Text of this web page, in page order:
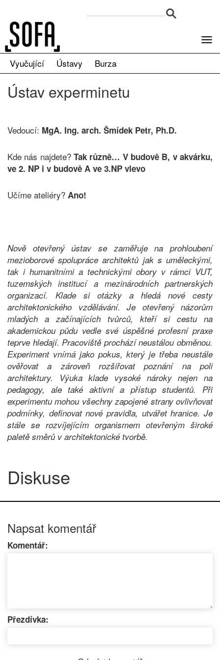
Vyučující Ústavy Burza
Ústav experminetu
Vedoucí: MgA. Ing. arch. Šmídek Petr, Ph.D.
Kde nás najdete? Tak různě… V budově B, v akvárku,
ve 2. NP i v budově A ve 3.NP vlevo
Učíme ateliéry? Ano!
Nově otevřený ústav se zaměřuje na prohloubení
mezioborové spolupráce architektů jak s uměleckými,
tak i humanitními a technickými obory v rámci VUT,
tuzemských institucí a mezinárodních partnerských
organizací. Klade si otázky a hledá nové cesty
architektonického vzdělávání. Je otevřený názorům
mladých a začínajících tvůrců, kteří si cestu na
akademickou půdu vedle své úspěšné profesní praxe
teprve hledají. Pracoviště prochází neustálou obměnou.
Experiment vnímá jako pokus, který je třeba neustále
ověřovat a zároveň rozšiřovat poznání na poli
architektury. Výuka klade vysoké nároky nejen na
pedagogy, ale také aktivní a přístup studentů. Při
experimentu mohou všechny zapojené strany ovlivňovat
podmínky, definovat nové pravidla, utvářet hranice. Je
stále se rozvíjejícím organismem otevřeným široké
paletě směrů v architektonické tvorbě.
Diskuse
Napsat komentář
Komentář:
Přezdívka: